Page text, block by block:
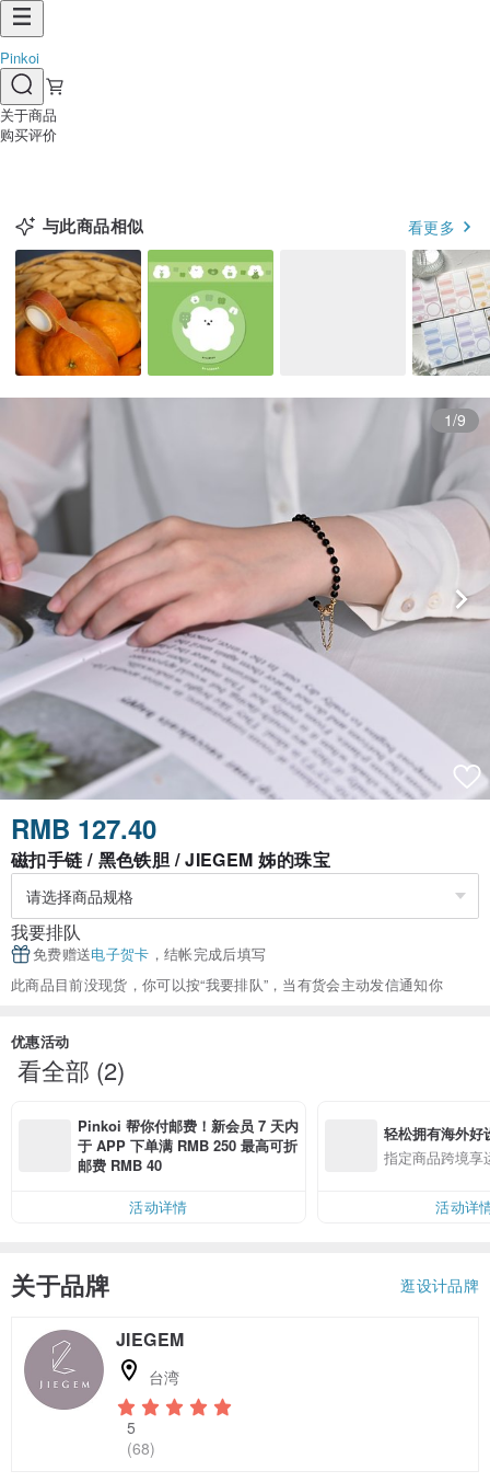
Pinkoi
关于商品
购买评价
与此商品相似 看更多
1/9
RMB 127.40
磁扣手链 / 黑色铁胆 / JIEGEM 姊的珠宝
我要排队
免费赠送电子贺卡 ，结帐完成后填写
此商品目前没现货，你可以按“我要排队”，当有货会主动发信通知你
优惠活动
看全部 (2)
Pinkoi 帮你付邮费！新会员 7 天内
于 APP 下单满 RMB 250 最高可折
邮费 RMB 40
活动详情
轻松拥有海外好
指定商品跨境享
活动详
关于品牌 逛设计品牌
JIEGEM
台湾
5
(68)